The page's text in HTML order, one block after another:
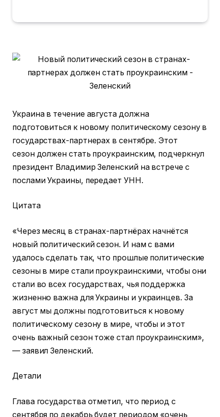
Украина в течение августа должна
подготовиться к новому политическому сезону в
государствах-партнерах в сентябре. Этот
сезон должен стать проукраинским, подчеркнул
президент Владимир Зеленский на встрече с
послами Украины, передает УНН.
Цитата
«Через месяц в странах-партнёрах начнётся
новый политический сезон. И нам с вами
удалось сделать так, что прошлые политические
сезоны в мире стали проукраинскими, чтобы они
стали во всех государствах, чья поддержка
жизненно важна для Украины и украинцев. За
август мы должны подготовиться к новому
политическому сезону в мире, чтобы и этот
очень важный сезон тоже стал проукраинским»,
— заявил Зеленский.
Детали
Глава государства отметил, что период с
сентября по декабрь будет периодом «очень